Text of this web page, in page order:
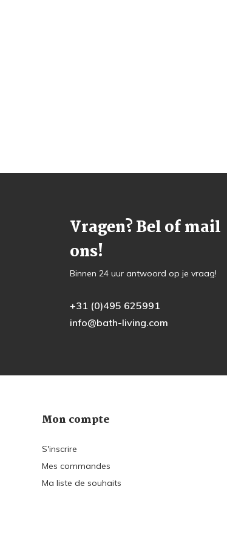
Vragen? Bel of mail
ons!
Binnen 24 uur antwoord op je vraag!
+31 (0)495 625991
info@bath-living.com
Mon compte
S'inscrire
Mes commandes
Ma liste de souhaits